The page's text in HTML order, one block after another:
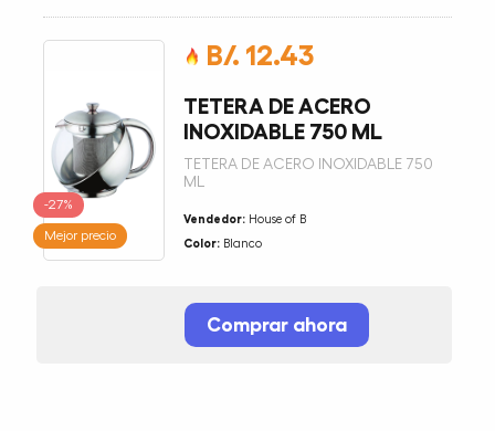
-27%
Mejor precio
B/. 12.43
TETERA DE ACERO
INOXIDABLE 750 ML
TETERA DE ACERO INOXIDABLE 750
ML
Vendedor: House of B
Color: Blanco
Comprar ahora